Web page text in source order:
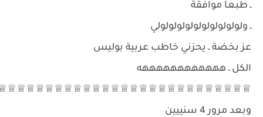
ـ طبعا موافقة
ـ ولولولولولولولولولولولي
عز بخضة ـ يحزني خاطب عربية بوليس
الكل ـ ههههههههههههه
♕♕♕♕♕♕♕♕♕♕♕♕♕♕♕♕♕♕♕♕♕♕♕♕♕♕♕♕
وبعد مرور 4 سنييين